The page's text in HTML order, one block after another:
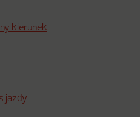
kierunek
jazdy